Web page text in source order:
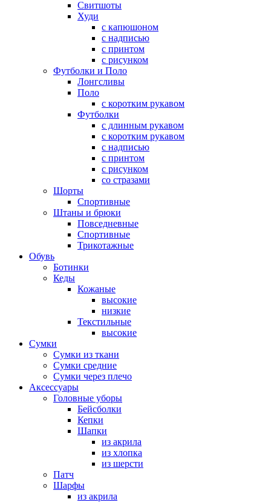
Свитшоты
Худи
с капюшоном
с надписью
с принтом
с рисунком
Футболки и Поло
Лонгсливы
Поло
с коротким рукавом
Футболки
с длинным рукавом
с коротким рукавом
с надписью
с принтом
с рисунком
со стразами
Шорты
Спортивные
Штаны и брюки
Повседневные
Спортивные
Трикотажные
Обувь
Ботинки
Кеды
Кожаные
высокие
низкие
Текстильные
высокие
Сумки
Сумки из ткани
Сумки средние
Сумки через плечо
Аксессуары
Головные уборы
Бейсболки
Кепки
Шапки
из акрила
из хлопка
из шерсти
Патч
Шарфы
из акрила